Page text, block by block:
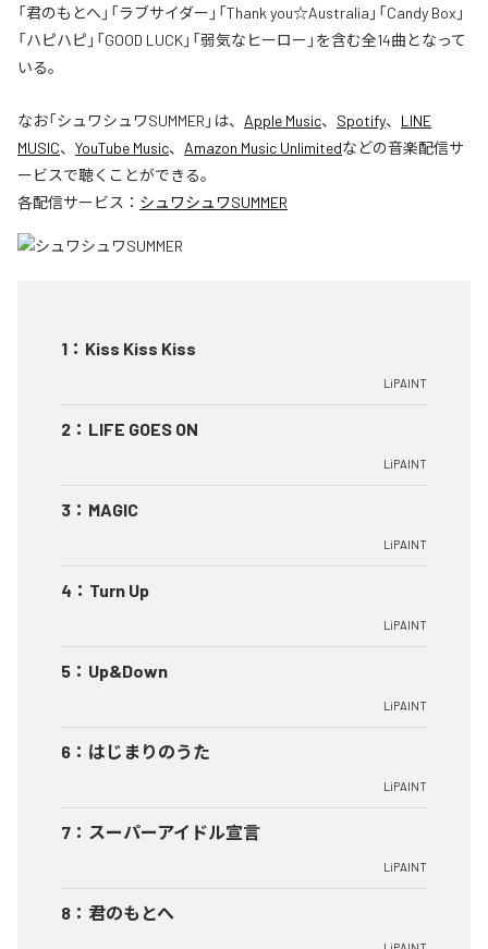
「君のもとへ」「ラブサイダー」「Thank you☆Australia」「Candy Box」
「ハピハピ」「GOOD LUCK」「弱気なヒーロー」を含む全14曲となって
いる。
なお「シュワシュワSUMMER 」は、 Apple Music、 Spotify、 LINE
MUSIC、 YouTube Music、 Amazon Music Unlimitedなどの音楽配信サ
ービスで聴くことができる。
各配信サービス： シュワシュワSUMMER
1 ： Kiss Kiss Kiss
LiPAINT
2 ： LIFE GOES ON
LiPAINT
3 ： MAGIC
LiPAINT
4 ： Turn Up
LiPAINT
5 ： Up&Down
LiPAINT
6 ： はじまりのうた
LiPAINT
7 ： スーパーアイドル宣言
LiPAINT
8 ： 君のもとへ